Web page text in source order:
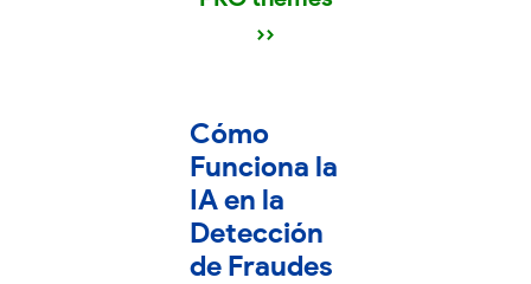
››
Cómo
Funciona la
IA en la
Detección
de Fraudes